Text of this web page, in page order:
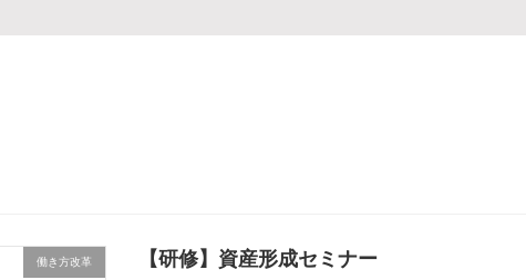
働き方改革 【研修】資産形成セミナー